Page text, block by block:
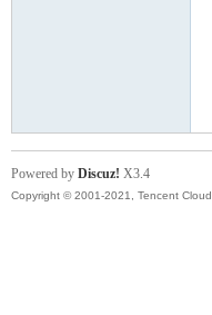
秘
Powered by Discuz! X3.4
Copyright © 2001-2021, Tencent Cloud.